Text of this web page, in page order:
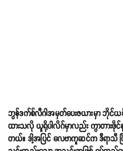
ဘွန်ဒက်စ်လီဂါအမှတ်ပေးဇယားမှာ ဘိုင်
ထားသလို ယူရိုပါလိဂ်မှာလည်း ကွာတားဖိုင်
တယ်။ ဒါ့အပြင် လေဗာကူဆင်က ဒီရာသီ ပ